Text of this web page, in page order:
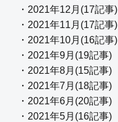
・2021年12月(17記事)
・2021年11月(17記事)
・2021年10月(16記事)
・2021年9月(19記事)
・2021年8月(15記事)
・2021年7月(18記事)
・2021年6月(20記事)
・2021年5月(16記事)